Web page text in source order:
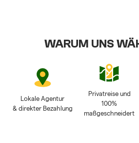
WARUM UNS
Lokale Agentur
& direkter Bezahlung
Privatreise und
100%
maßgeschneidert